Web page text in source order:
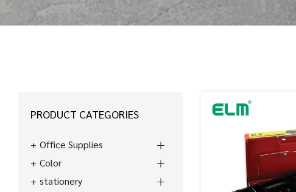
PRODUCT CATEGORIES
Office Supplies
Color
stationery